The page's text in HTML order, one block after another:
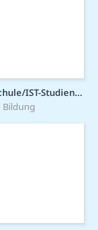
IST-Hochschule/IST-Studieninstitut
Bildung